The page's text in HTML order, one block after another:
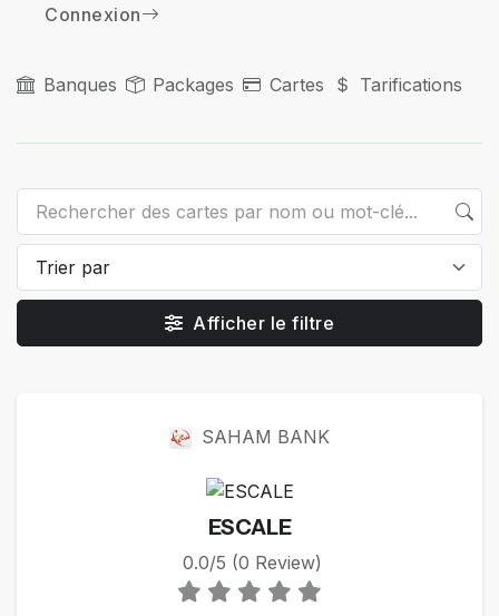
Connexion
Banques Packages Cartes Tarifications
Afficher le filtre
SAHAM BANK
ESCALE
0.0/5 (0 Review)